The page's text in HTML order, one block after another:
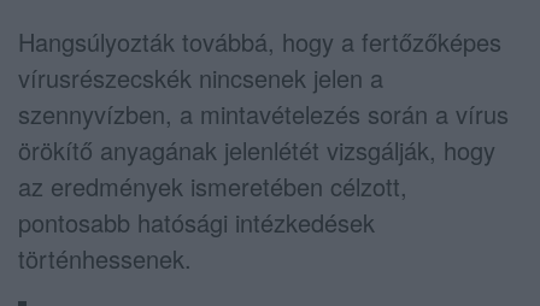
Hangsúlyozták továbbá, hogy a fertőzőképes
vírusrészecskék nincsenek jelen a
szennyvízben, a mintavételezés során a vírus
örökítő anyagának jelenlétét vizsgálják, hogy
az eredmények ismeretében célzott,
pontosabb hatósági intézkedések
történhessenek.